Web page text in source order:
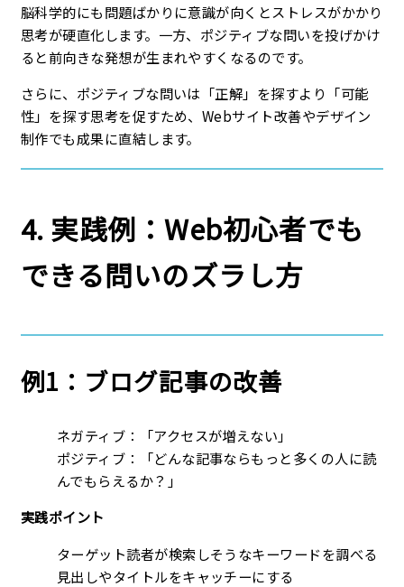
脳科学的にも問題ばかりに意識が向くとストレスがかかり
思考が硬直化します。一方、ポジティブな問いを投げかけ
ると前向きな発想が生まれやすくなるのです。
さらに、ポジティブな問いは「正解」を探すより「可能
性」を探す思考を促すため、Webサイト改善やデザイン
制作でも成果に直結します。
4. 実践例：Web初心者でも
できる問いのズラし方
例1：ブログ記事の改善
ネガティブ：「アクセスが増えない」
ポジティブ：「どんな記事ならもっと多くの人に読
んでもらえるか？」
実践ポイント
ターゲット読者が検索しそうなキーワードを調べる
見出しやタイトルをキャッチーにする